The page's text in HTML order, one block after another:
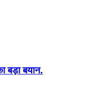
बड़ा बयान.